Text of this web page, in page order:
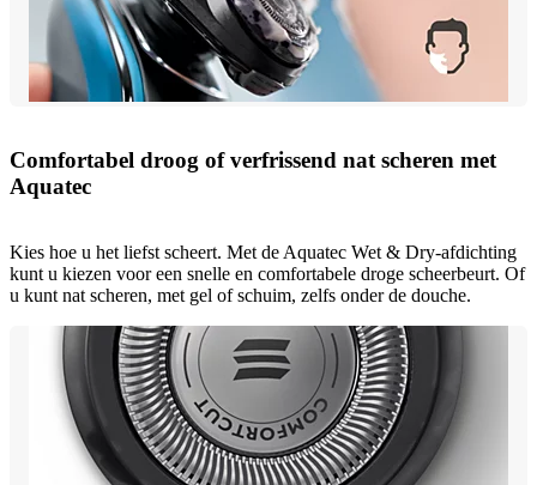
Comfortabel droog of verfrissend nat scheren met
Aquatec
Kies hoe u het liefst scheert. Met de Aquatec Wet & Dry-afdichting
kunt u kiezen voor een snelle en comfortabele droge scheerbeurt. Of
u kunt nat scheren, met gel of schuim, zelfs onder de douche.